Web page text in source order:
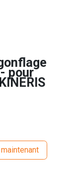
pour